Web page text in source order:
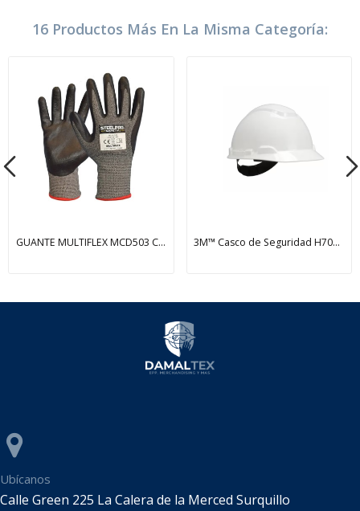
16 Productos Más En La Misma Categoría:
GUANTE MULTIFLEX MCD503 CUT-5 NIVEL D NITRILO... 3M™ Casco de Seguridad H700, Blanco, 1/Paquete
Ubícanos
Calle Green 225 La Calera de la Merced Surquillo